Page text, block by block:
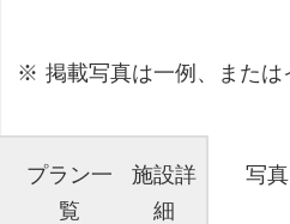
掲載写真は一例、または
プラン一
覧
施設詳
細
写